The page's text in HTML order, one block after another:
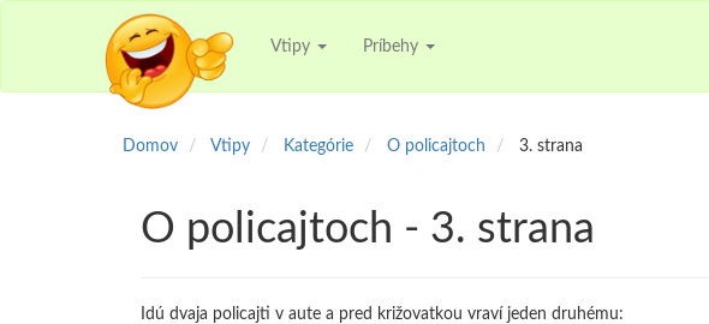
Vtipy Príbehy
Domov Vtipy Kategórie O policajtoch 3. strana
O policajtoch - 3. strana
Idú dvaja policajti v aute a pred križovatkou vraví jeden druhému: